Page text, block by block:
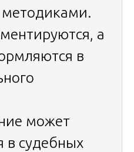
а
в
может
в судебных